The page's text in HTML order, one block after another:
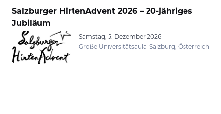
Salzburger HirtenAdvent 2026 – 20-jähriges
Jubiläum
Samstag, 5. Dezember 2026
Große Universitätsaula, Salzburg, Österreich